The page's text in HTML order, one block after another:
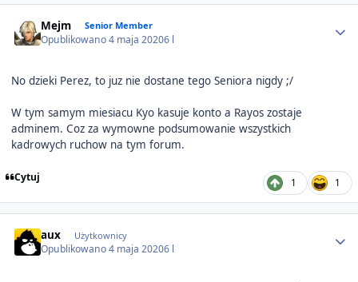
Mejm Senior Member
Opublikowano4 maja 20206 l
No dzieki Perez, to juz nie dostane tego Seniora nigdy ;/
W tym samym miesiacu Kyo kasuje konto a Rayos zostaje
adminem. Coz za wymowne podsumowanie wszystkich
kadrowych ruchow na tym forum.
Cytuj 1 1
aux Użytkownicy
Opublikowano4 maja 20206 l